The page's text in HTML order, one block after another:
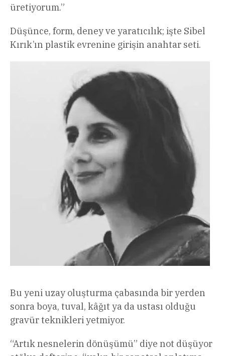
üretiyorum.”
Düşünce, form, deney ve yaratıcılık; işte Sibel
Kırık’ın plastik evrenine girişin anahtar seti.
Bu yeni uzay oluşturma çabasında bir yerden
sonra boya, tuval, kâğıt ya da ustası olduğu
gravür teknikleri yetmiyor.
“Artık nesnelerin dönüşümü” diye not düşüyor